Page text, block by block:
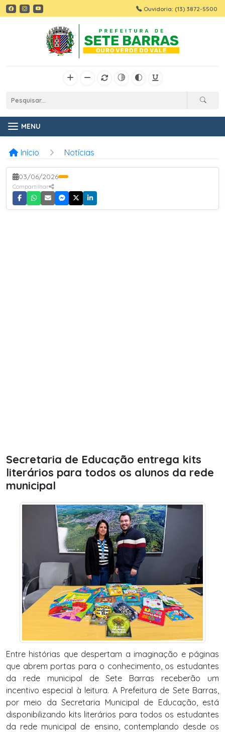
Ouvidoria: (13) 3872-5500
MENU
Início Notícias
03/06/2026
Compartilhar
Secretaria de Educação entrega kits
literários para todos os alunos da rede
municipal
Entre histórias que despertam a imaginação e páginas
que abrem portas para o conhecimento, os estudantes
da rede municipal de Sete Barras receberão um
incentivo especial à leitura. A Prefeitura de Sete Barras,
por meio da Secretaria Municipal de Educação, está
disponibilizando kits literários para todos os estudantes
da rede municipal de ensino, contemplando desde os